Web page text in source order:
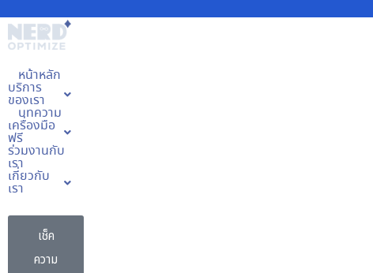
to
content
หน้าหลัก
บริการ
ของเรา
บทความ
เครื่องมือ
ฟรี
ร่วมงานกับ
เรา
เกี่ยวกับ
เรา
เช็ค
ความ